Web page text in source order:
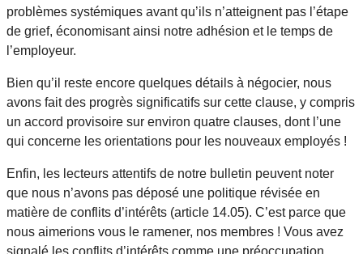
problèmes systémiques avant qu’ils n’atteignent pas l’étape
de grief, économisant ainsi notre adhésion et le temps de
l’employeur.
Bien qu’il reste encore quelques détails à négocier, nous
avons fait des progrès significatifs sur cette clause, y compris
un accord provisoire sur environ quatre clauses, dont l’une
qui concerne les orientations pour les nouveaux employés !
Enfin, les lecteurs attentifs de notre bulletin peuvent noter
que nous n’avons pas déposé une politique révisée en
matière de conflits d’intérêts (article 14.05). C’est parce que
nous aimerions vous le ramener, nos membres ! Vous avez
signalé les conflits d’intérêts comme une préoccupation